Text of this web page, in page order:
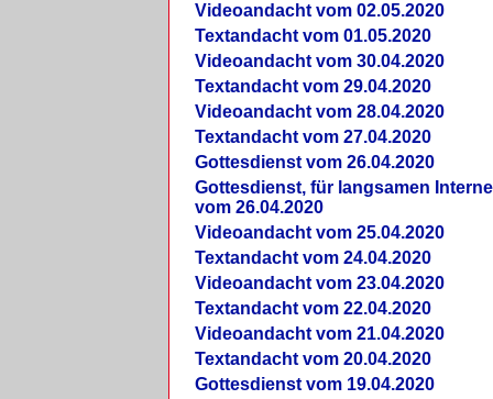
Videoandacht vom 02.05.2020
Textandacht vom 01.05.2020
Videoandacht vom 30.04.2020
Textandacht vom 29.04.2020
Videoandacht vom 28.04.2020
Textandacht vom 27.04.2020
Gottesdienst vom 26.04.2020
Gottesdienst, für langsamen
vom 26.04.2020
Videoandacht vom 25.04.2020
Textandacht vom 24.04.2020
Videoandacht vom 23.04.2020
Textandacht vom 22.04.2020
Videoandacht vom 21.04.2020
Textandacht vom 20.04.2020
Gottesdienst vom 19.04.2020